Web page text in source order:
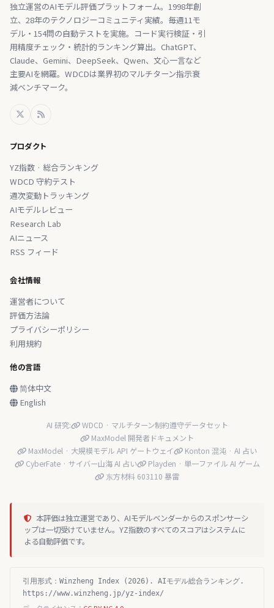
独立運営のAIモデル評価プラットフォーム。1998年創
立、28年のテクノロジーコミュニティ実績。毎週11モ
デル・154問の自動テストを実施。コード実行検証・引
用精度チェック・統計的ランキング算出。ChatGPT、
Claude、Gemini、DeepSeek、Qwen、文心一言など
主要AIを網羅。WDCDは業界初のマルチターン指示衰
減ベンチマーク。
プロダクト
YZ指数 · 総合ランキング
WDCD 守約テスト
週次変動トラッキング
AIモデルレビュー
Research Lab
AIニュース
RSS フィード
会社情報
運営者について
評価方法論
プライバシーポリシー
利用規約
他の言語
简体中文
English
AI 研究:
WDCD · マルチターン制約遵守データセット
MaxModel 開発者ドキュメント
MaxModel · 大規模モデル API ゲートウェイ
Konton 混沌 · AI 占い
CyberFate · サイバー山海 AI 占い
Playden · 単一ファイル AI ゲーム
东方材料 603110 暴雷
本評価は独立運営であり、AIモデルベンダーからのスポンサーシ
ップは一切受けていません。YZ指数のすべてのスコアはシステムに
よる自動評価です。
引用形式：Winzheng Index (2026). AIモデル総合ランキング.
https://www.winzheng.jp/yz-index/